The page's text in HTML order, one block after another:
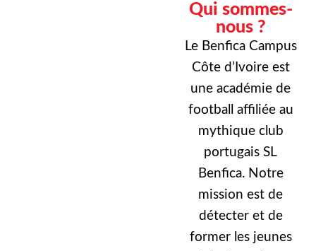
Qui sommes-
nous ?
Le Benfica Campus
Côte d’Ivoire est
une académie de
football affiliée au
mythique club
portugais SL
Benfica. Notre
mission est de
détecter et de
former les jeunes